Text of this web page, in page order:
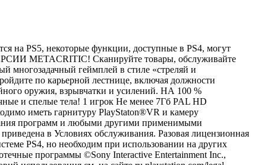
на PS5, некоторые функции, доступные в PS4, могут
METACRITIC! Сканируйте товары, обслуживайте
геймплей в стиле «стреляй и
по карьерной лестнице, включая должности
оружия, взрывчатки и усилений. НА 100 %
и спелые тела! 1 игрок Не менее 7Гб PAL HD
иметь гарнитуру PlayStaton®VR и камеру
программ и любыми другими применимыми
в Условиях обслуживания. Разовая лицензионная
PS4, но необходим при использовании на других
программы ©Sony Interactive Entertainment Inc.,